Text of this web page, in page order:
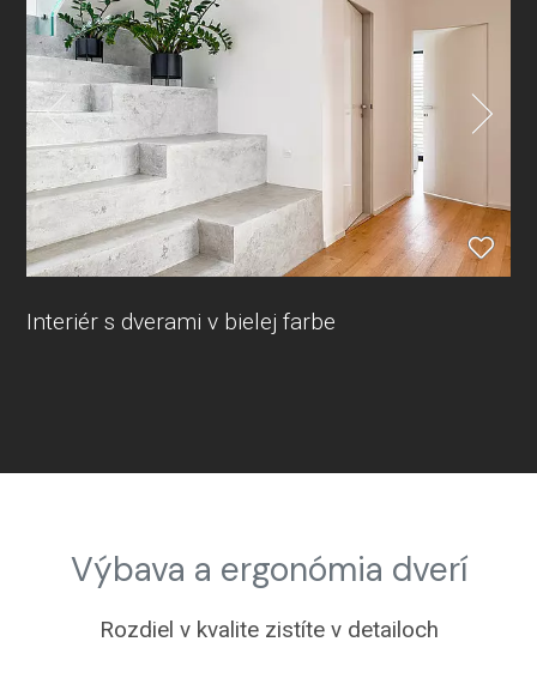
Interiér s dverami v bielej farbe
Výbava a ergonómia dverí
Rozdiel v kvalite zistíte v detailoch